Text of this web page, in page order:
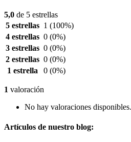
5,0 de 5 estrellas
5 estrellas 1 (100%)
4 estrellas 0 (0%)
3 estrellas 0 (0%)
2 estrellas 0 (0%)
1 estrella
0 (0%)
1 valoración
No hay valoraciones disponibles.
Artículos de nuestro blog: